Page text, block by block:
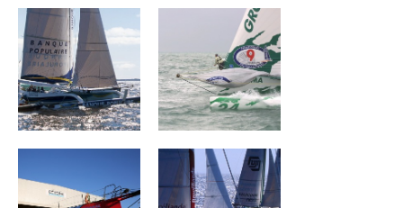
CHARAL BROCÉLIANDE